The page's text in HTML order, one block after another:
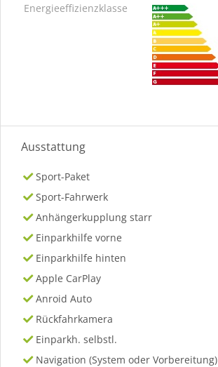
Energieeffizienzklasse
Ausstattung
Sport-Paket
Sport-Fahrwerk
Anhängerkupplung starr
Einparkhilfe vorne
Einparkhilfe hinten
Apple CarPlay
Anroid Auto
Rückfahrkamera
Einparkh. selbstl.
Navigation (System oder Vorbereitung)